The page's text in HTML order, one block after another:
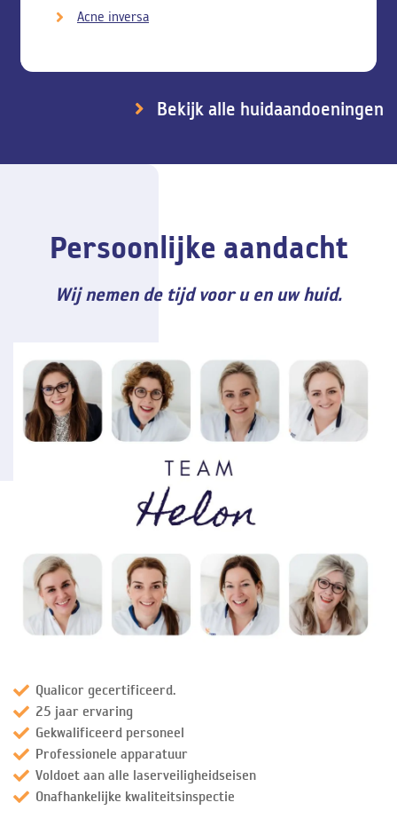
Acne inversa
Bekijk alle huidaandoeningen
Persoonlijke aandacht
Wij nemen de tijd voor u en uw huid.
Qualicor gecertificeerd.
25 jaar ervaring
Gekwalificeerd personeel
Professionele apparatuur
Voldoet aan alle laserveiligheidseisen
Onafhankelijke kwaliteitsinspectie